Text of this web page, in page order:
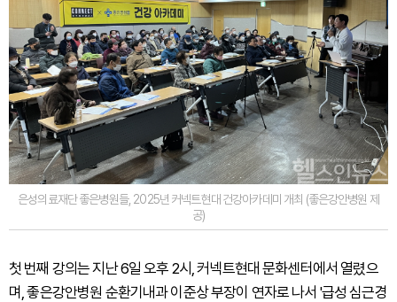
은성의료재단 좋은병원들, 2025년 커넥트현대 건강아카데미 개최 (좋은강안병원 제
공)
첫 번째 강의는 지난 6일 오후 2시, 커넥트현대 문화센터에서 열렸으
며, 좋은강안병원 순환기내과 이준상 부장이 연자로 나서 '급성 심근경